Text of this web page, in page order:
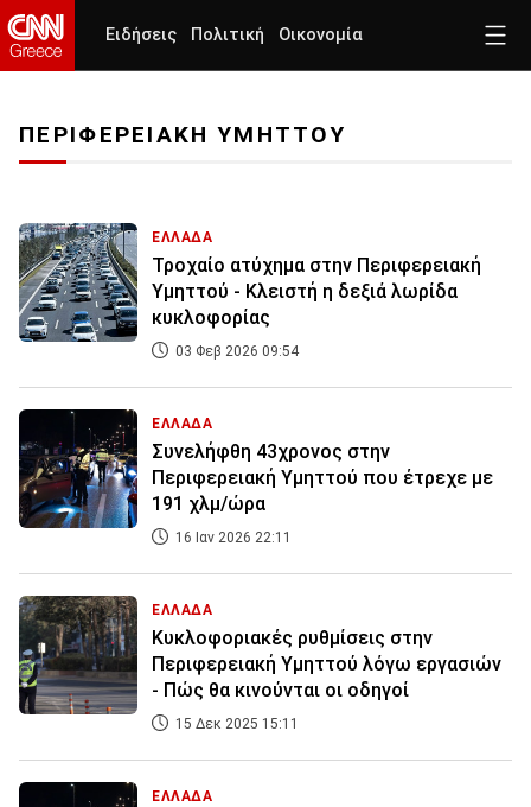
Ειδήσεις Πολιτική Οικονομία
ΠΕΡΙΦΕΡΕΙΑΚΗ ΥΜΗΤΤΟΥ
ΕΛΛΑΔΑ
Τροχαίο ατύχημα στην Περιφερειακή
Υμηττού - Κλειστή η δεξιά λωρίδα
κυκλοφορίας
03 Φεβ 2026 09:54
ΕΛΛΑΔΑ
Συνελήφθη 43χρονος στην
Περιφερειακή Υμηττού που έτρεχε με
191 χλμ/ώρα
16 Ιαν 2026 22:11
ΕΛΛΑΔΑ
Κυκλοφοριακές ρυθμίσεις στην
Περιφερειακή Υμηττού λόγω εργασιών
- Πώς θα κινούνται οι οδηγοί
15 Δεκ 2025 15:11
ΕΛΛΑΔΑ